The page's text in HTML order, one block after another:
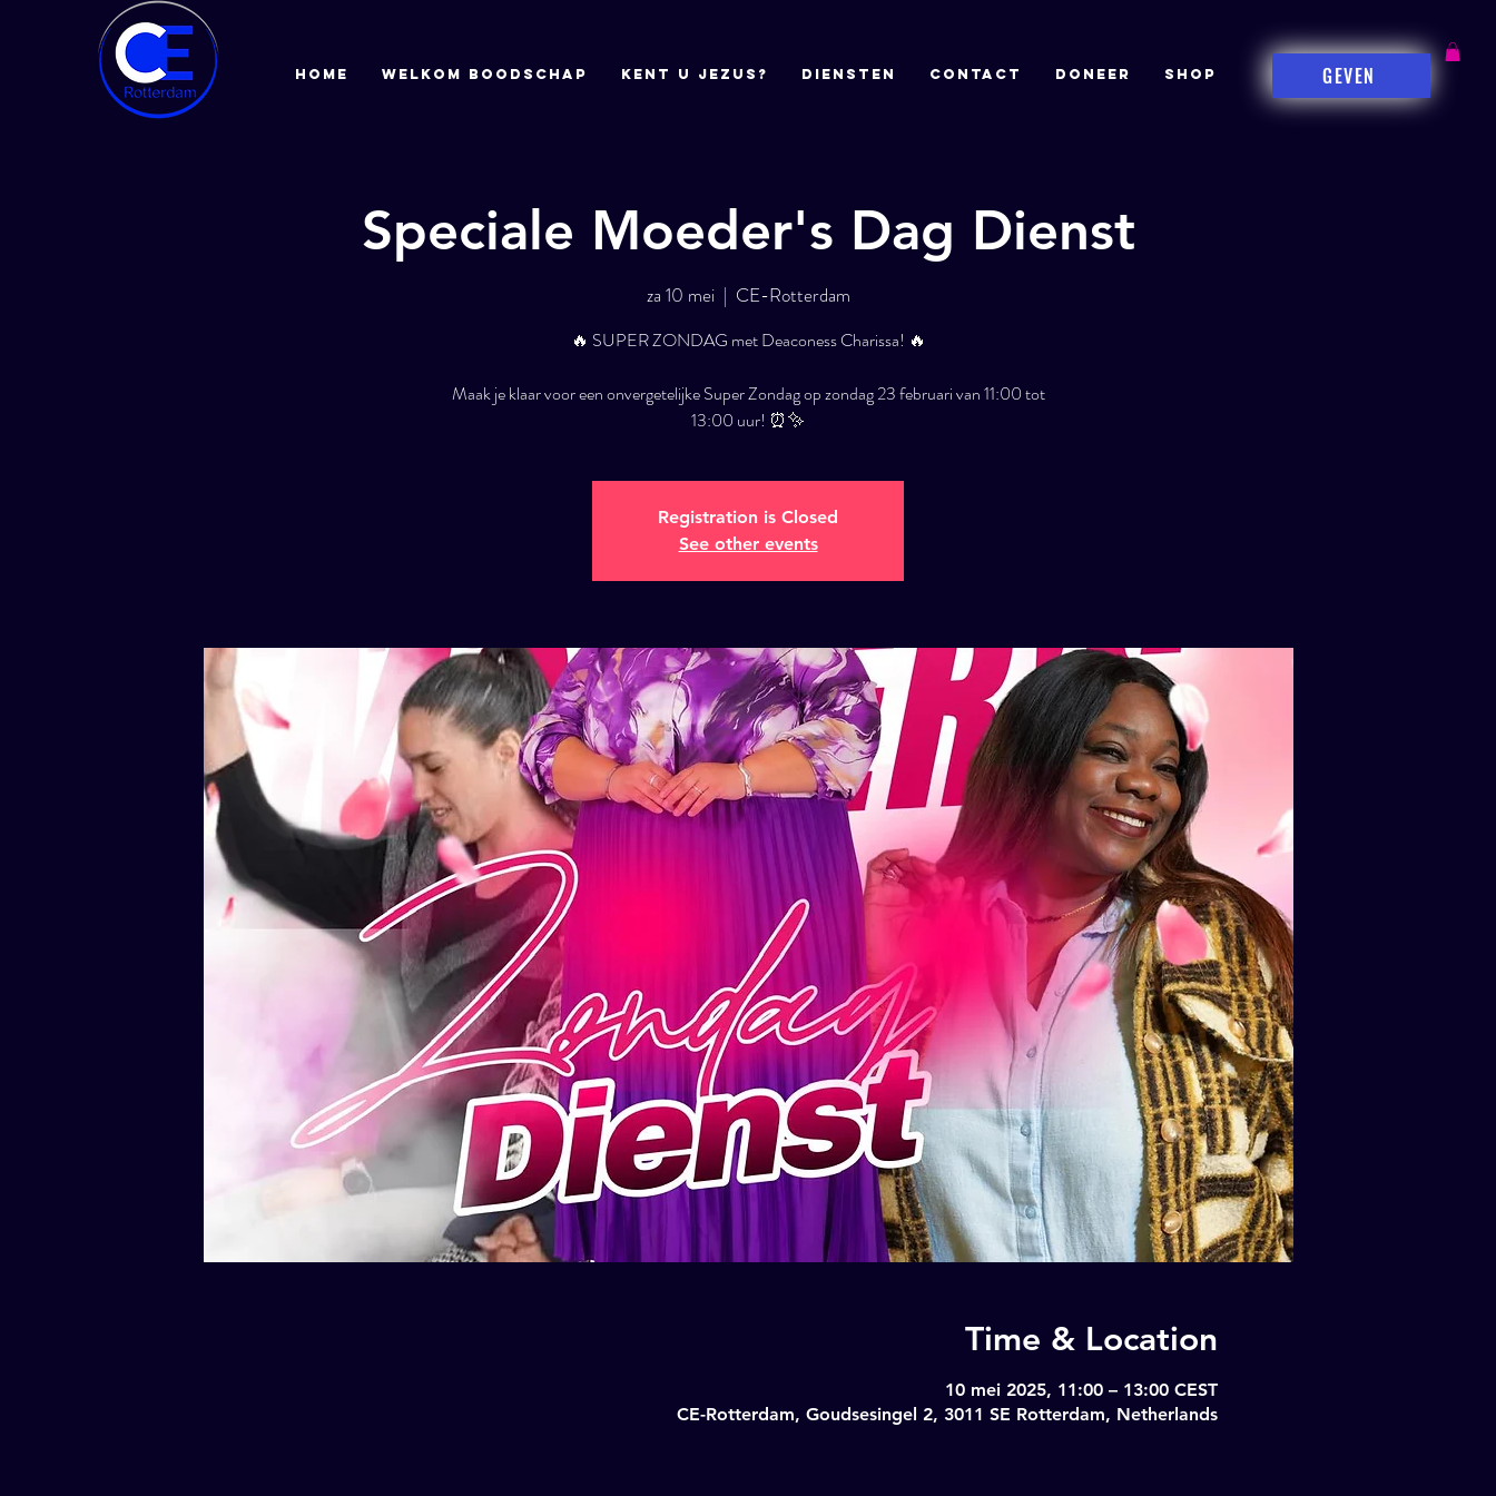
HOME Welkom boodschap Kent u Jezus? DIENSTEN CONTACT DONEER Shop GEVEN
Speciale Moeder's Dag Dienst
za 10 mei
  |
CE-Rotterdam
🔥 SUPER ZONDAG met Deaconess Charissa! 🔥
Maak je klaar voor een onvergetelijke Super Zondag op zondag 23 februari van 11:00 tot
13:00 uur! ⏰✨
Registration is Closed
See other events
Time & Location
10 mei 2025, 11:00 – 13:00 CEST
CE-Rotterdam, Goudsesingel 2, 3011 SE Rotterdam, Netherlands